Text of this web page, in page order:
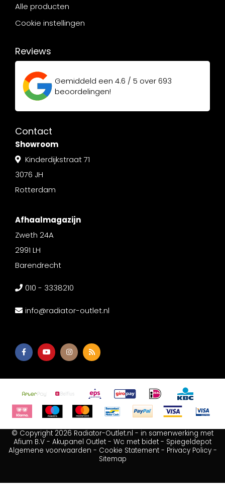
Alle producten
Cookie instellingen
Reviews
Gemiddeld een 4.6 / 5 over693
beoordelingen!
Contact
Showroom
Kinderdijkstraat 71
3076 JH
Rotterdam
Afhaalmagazijn
Zweth 24A
2991 LH
Barendrecht
010 - 3338210
info@radiator-outlet.nl
© Copyright 2026 Radiator-Outlet.nl - in samenwerking met
Afium B.V - Akupanel Outlet - Wc met bidet - Spiegeldepot
Algemene voorwaarden - Cookie Statement- Privacy Policy-
Sitemap